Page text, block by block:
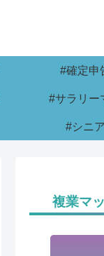
#確定申
#サラリー
#シニア
複業マ